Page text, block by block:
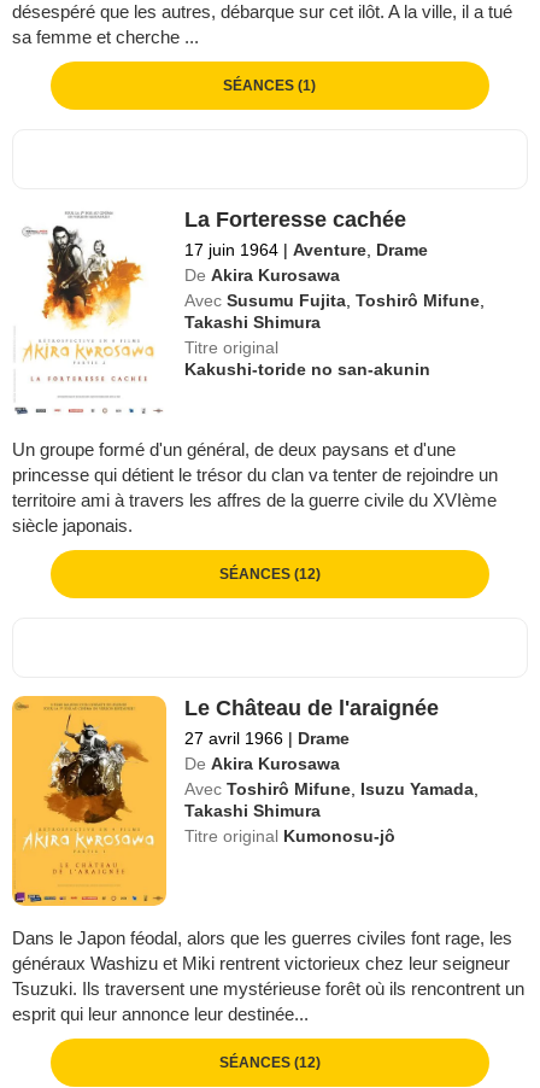
désespéré que les autres, débarque sur cet ilôt. A la ville, il a tué
sa femme et cherche ...
SÉANCES (1)
La Forteresse cachée
17 juin 1964 | Aventure Drame
De Akira Kurosawa
Avec Susumu Fujita ,Toshirô Mifune
Takashi Shimura
Titre original
Kakushi-toride no san-akunin
Un groupe formé d'un général, de deux paysans et d'une
princesse qui détient le trésor du clan va tenter de rejoindre un
territoire ami à travers les affres de la guerre civile du XVIème
siècle japonais.
SÉANCES (12)
Le Château de l'araignée
27 avril 1966 | Drame
De Akira Kurosawa
Avec Toshirô Mifune Isuzu Yamada
Takashi Shimura
Titre original Kumonosu-jô
Dans le Japon féodal, alors que les guerres civiles font rage, les
généraux Washizu et Miki rentrent victorieux chez leur seigneur
Tsuzuki. Ils traversent une mystérieuse forêt où ils rencontrent un
esprit qui leur annonce leur destinée...
SÉANCES (12)